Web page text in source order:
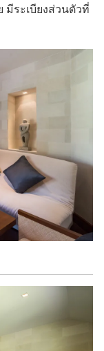
มีระเบียงส่วนตัวที่